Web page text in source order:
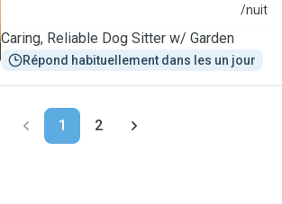
/nuit
Caring, Reliable Dog Sitter w/ Garden
Répond habituellement dans les un jour
1 2